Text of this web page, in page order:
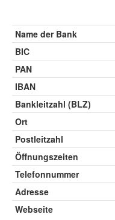
Name der Bank
BIC
PAN
IBAN
Bankleitzahl (BLZ)
Ort
Postleitzahl
Öffnungszeiten
Telefonnummer
Adresse
Webseite